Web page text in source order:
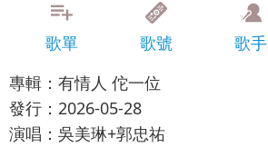
歌單 歌號 歌手
專輯：有情人 佗一位
發行：2026-05-28
演唱：吳美琳+郭忠祐